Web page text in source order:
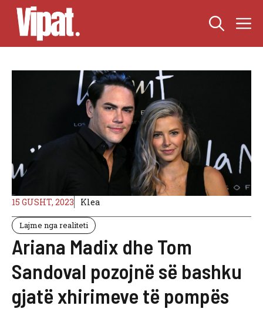
Skip
content
15 GUSHT, 2023 Klea
Lajme nga realiteti
Ariana Madix dhe Tom
Sandoval pozojnë së bashku
gjatë xhirimeve të pompës